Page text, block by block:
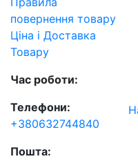
повернення товару
Ціна і Доставка
Товару
Час роботи:
Телефони:
+380632744840
Пошта: